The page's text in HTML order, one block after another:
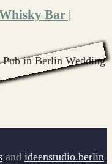
Bar |
and ideenstudio.berlin